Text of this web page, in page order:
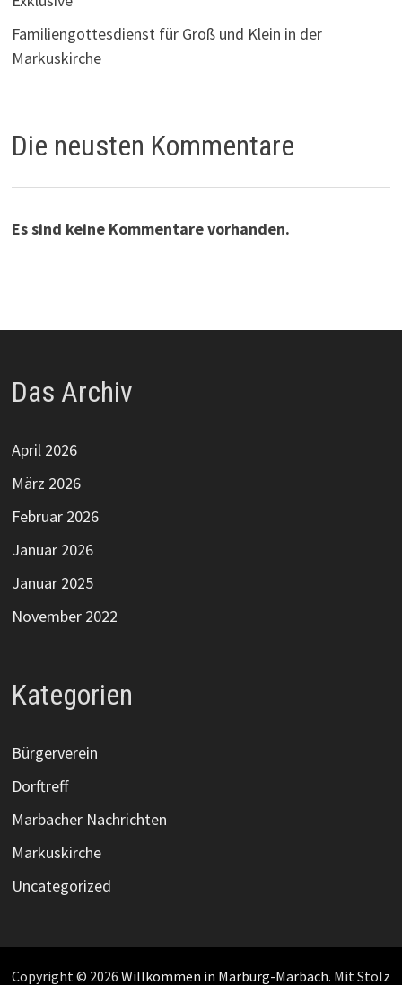
Familiengottesdienst für Groß und Klein in der
Markuskirche
Die neusten Kommentare
Es sind keine Kommentare vorhanden.
Das Archiv
April 2026
März 2026
Februar 2026
Januar 2026
Januar 2025
November 2022
Kategorien
Bürgerverein
Dorftreff
Marbacher Nachrichten
Markuskirche
Uncategorized
Copyright © 2026 Willkommen in Marburg-Marbach. Mit Stolz